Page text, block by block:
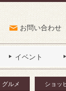
お問い合わせ
イベント
グルメ ショッ